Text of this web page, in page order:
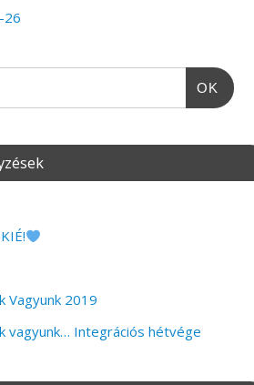
26
OK
Vagyunk 2019
vagyunk… Integrációs hétvége